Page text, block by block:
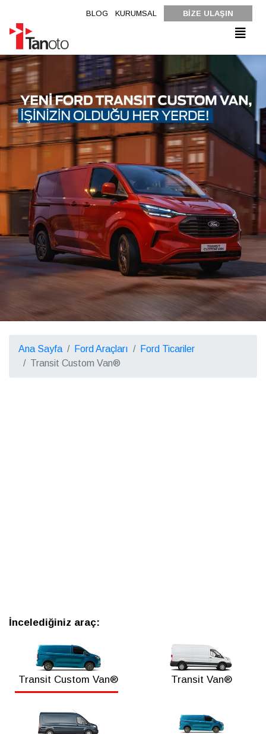
BLOG KURUMSAL BİZE ULAŞIN
Ana Sayfa Ford Araçları
Ford Ticariler
Transit Custom Van®
İncelediğiniz araç:
Transit Custom Van® Transit Van®